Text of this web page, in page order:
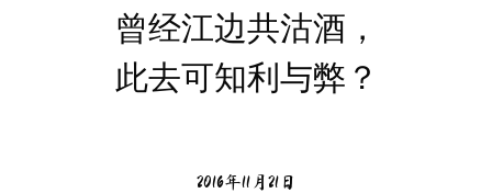
曾经江边共沽酒，
此去可知利与弊？
2016年11月21日